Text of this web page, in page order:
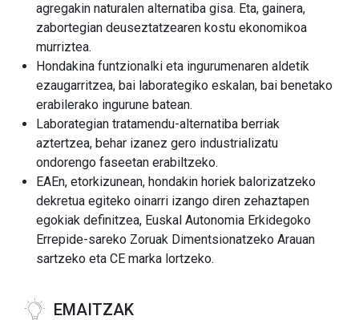
agregakin naturalen alternatiba gisa. Eta, gainera,
zabortegian deuseztatzearen kostu ekonomikoa
murriztea.
Hondakina funtzionalki eta ingurumenaren aldetik
ezaugarritzea, bai laborategiko eskalan, bai benetako
erabilerako ingurune batean.
Laborategian tratamendu-alternatiba berriak
aztertzea, behar izanez gero industrializatu
ondorengo faseetan erabiltzeko.
EAEn, etorkizunean, hondakin horiek balorizatzeko
dekretua egiteko oinarri izango diren zehaztapen
egokiak definitzea, Euskal Autonomia Erkidegoko
Errepide-sareko Zoruak Dimentsionatzeko Arauan
sartzeko eta CE marka lortzeko.
EMAITZAK